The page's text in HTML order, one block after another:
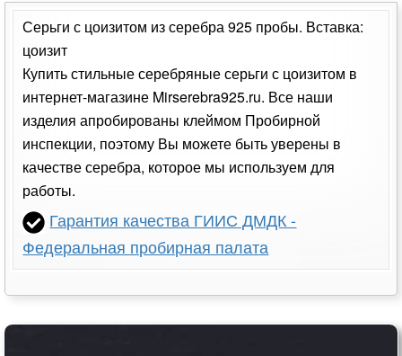
Серьги с цоизитом из серебра 925 пробы. Вставка:
цоизит
Купить стильные серебряные серьги с цоизитом в
интернет-магазине Mirserebra925.ru. Все наши
изделия апробированы клеймом Пробирной
инспекции, поэтому Вы можете быть уверены в
качестве серебра, которое мы используем для
работы.
Гарантия качества ГИИС ДМДК -
Федеральная пробирная палата